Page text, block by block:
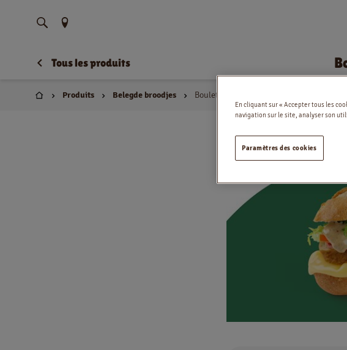
Trouvez votre emplacement
Tous les produits
Domicile
Produits Belegde broodjes Boulette Bacon & Cheese
En cliquant sur « Accepter tous les
navigation sur le site, analyser son
Paramètres des cookies